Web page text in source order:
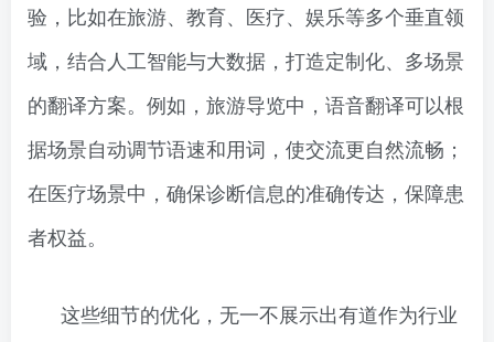
验，比如在旅游、教育、医疗、娱乐等多个垂直领
域，结合人工智能与大数据，打造定制化、多场景
的翻译方案。例如，旅游导览中，语音翻译可以根
据场景自动调节语速和用词，使交流更自然流畅；
在医疗场景中，确保诊断信息的准确传达，保障患
者权益。
这些细节的优化，无一不展示出有道作为行业